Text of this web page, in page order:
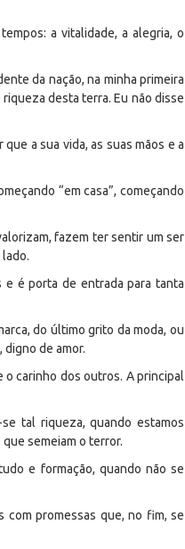
a vitalidade, a alegria, o
da nação, na minha primeira
desta terra. Eu não disse
a sua vida, as suas mãos e a
“em casa”, começando
fazem ter sentir um ser
e é porta de entrada para tanta
do último grito da moda, ou
de amor.
carinho dos outros. A principal
tal riqueza, quando estamos
semeiam o terror.
e formação, quando não se
com promessas que, no fim, se